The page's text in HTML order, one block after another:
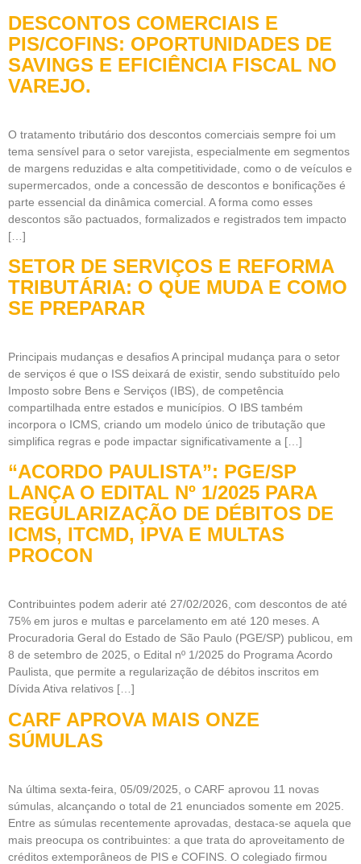
DESCONTOS COMERCIAIS E
PIS/COFINS: OPORTUNIDADES DE
SAVINGS E EFICIÊNCIA FISCAL NO
VAREJO.
O tratamento tributário dos descontos comerciais sempre foi um
tema sensível para o setor varejista, especialmente em segmentos
de margens reduzidas e alta competitividade, como o de veículos e
supermercados, onde a concessão de descontos e bonificações é
parte essencial da dinâmica comercial. A forma como esses
descontos são pactuados, formalizados e registrados tem impacto
[…]
SETOR DE SERVIÇOS E REFORMA
TRIBUTÁRIA: O QUE MUDA E COMO
SE PREPARAR
Principais mudanças e desafios A principal mudança para o setor
de serviços é que o ISS deixará de existir, sendo substituído pelo
Imposto sobre Bens e Serviços (IBS), de competência
compartilhada entre estados e municípios. O IBS também
incorpora o ICMS, criando um modelo único de tributação que
simplifica regras e pode impactar significativamente a […]
“ACORDO PAULISTA”: PGE/SP
LANÇA O EDITAL Nº 1/2025 PARA
REGULARIZAÇÃO DE DÉBITOS DE
ICMS, ITCMD, IPVA E MULTAS
PROCON
Contribuintes podem aderir até 27/02/2026, com descontos de até
75% em juros e multas e parcelamento em até 120 meses. A
Procuradoria Geral do Estado de São Paulo (PGE/SP) publicou, em
8 de setembro de 2025, o Edital nº 1/2025 do Programa Acordo
Paulista, que permite a regularização de débitos inscritos em
Dívida Ativa relativos […]
CARF APROVA MAIS ONZE
SÚMULAS
Na última sexta-feira, 05/09/2025, o CARF aprovou 11 novas
súmulas, alcançando o total de 21 enunciados somente em 2025.
Entre as súmulas recentemente aprovadas, destaca-se aquela que
mais preocupa os contribuintes: a que trata do aproveitamento de
créditos extemporâneos de PIS e COFINS. O colegiado firmou